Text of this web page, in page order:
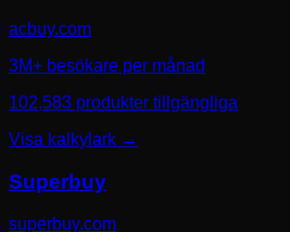
acbuy.com
3M+ besökare per månad
102,583 produkter tillgängliga
Visa kalkylark →
Superbuy
superbuy.com